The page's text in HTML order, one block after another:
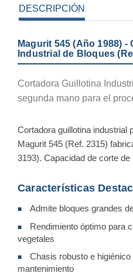
DESCRIPCIÓN
Magurit 545 (Año 1988)
Industrial de Bloques
Cortadora Guillotina
segunda mano para el
Cortadora guillotina industrial
Magurit 545 (Ref. 2315)
3193). Capacidad de corte
Características
■ Admite bloques grandes
■
Rendimiento óptimo para
vegetales
■
Chasis robusto e
mantenimiento